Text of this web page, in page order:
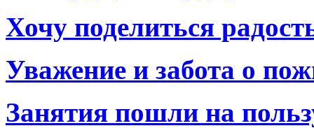
Хочу поделиться
Уважение и забота о
Занятия пошли на